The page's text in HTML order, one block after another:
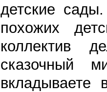
детские
похожих
коллектив
сказочный
вкладываете